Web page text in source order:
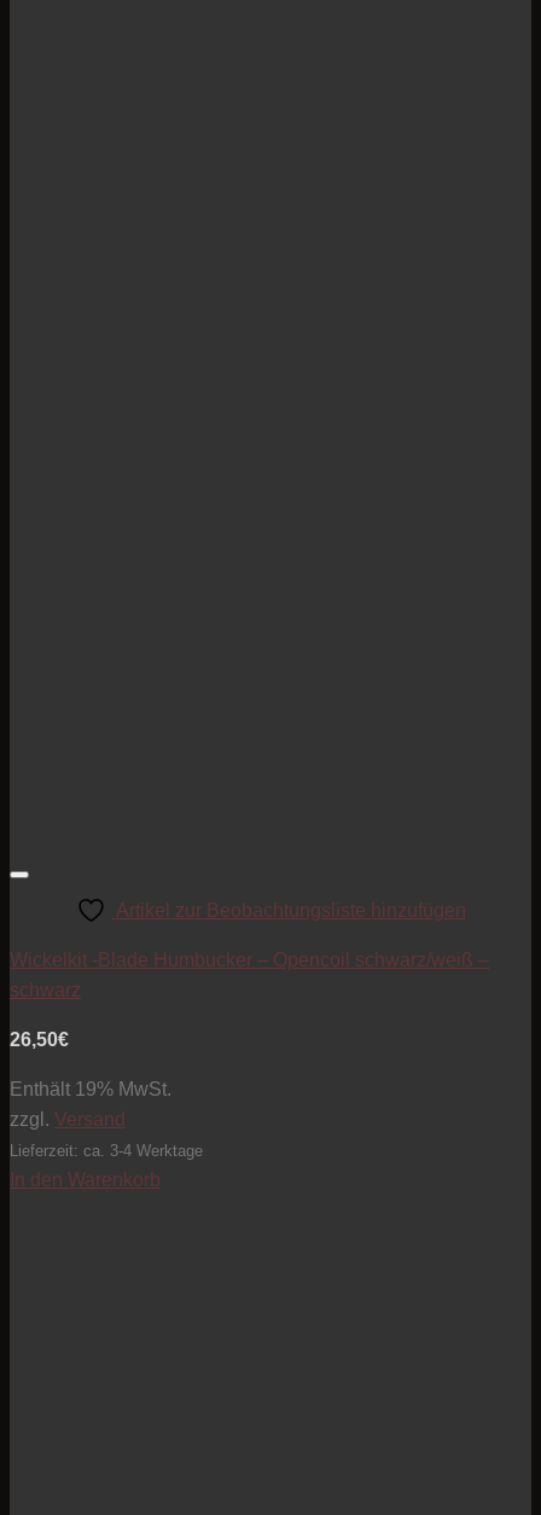
Artikel zur Beobachtungsliste hinzufügen
Wickelkit -Blade Humbucker – Opencoil schwarz/weiß –
schwarz
26,50€
Enthält 19% MwSt.
zzgl. Versand
Lieferzeit: ca. 3-4 Werktage
In den Warenkorb